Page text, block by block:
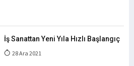
İş Sanattan Yeni Yıla Hızlı Başlangıç
28 Ara 2021